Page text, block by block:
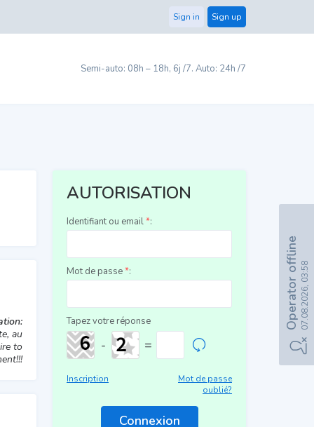
Sign up
Sign in
Semi-auto: 08h – 18h, 6j /7. Auto: 24h /7
au
to
AUTORISATION
Identifiant ou email*:
Mot de passe*:
Tapez votre réponse
- =
Inscription
Mot de passe
oublié?
Operator offline07.08.2026, 03:58